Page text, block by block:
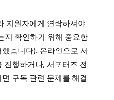
지원자에게 연락하셔야
지 확인하기 위해 중요한
습니다). 온라인으로 서
진행하거나, 서포터즈 전
구독 관련 문제를 해결